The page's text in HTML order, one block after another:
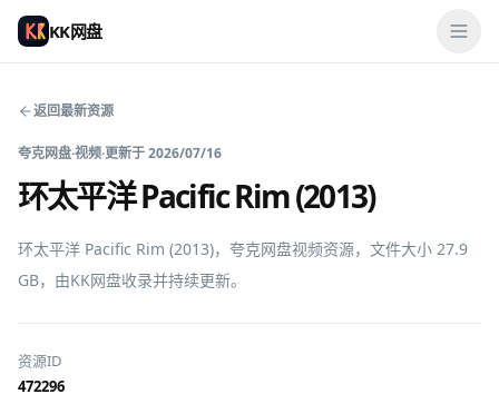
KK网盘
返回最新资源
夸克网盘·视频·更新于2026/07/16
环太平洋 Pacific Rim (2013)
环太平洋 Pacific Rim (2013)，夸克网盘视频资源，文件大小 27.9
GB，由KK网盘收录并持续更新。
资源ID
472296